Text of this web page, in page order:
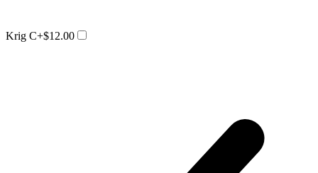
Krig C+$12.00